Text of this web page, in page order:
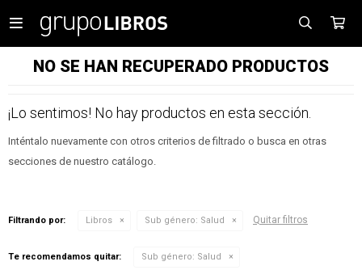

NO SE HAN RECUPERADO PRODUCTOS
¡Lo sentimos! No hay productos en esta sección.
Inténtalo nuevamente con otros criterios de filtrado o busca en otras
secciones de nuestro catálogo.
Filtrando por: Libros Sub género: Salud Quitar filtros
Te recomendamos quitar: Sub género: Salud